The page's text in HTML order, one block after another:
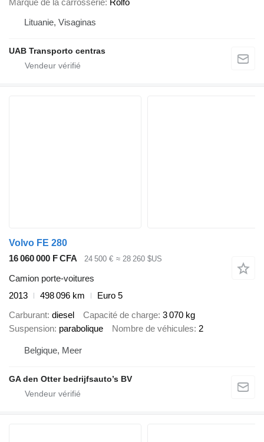
Lituanie, Visaginas
UAB Transporto centras
Volvo FE 280
16 060 000 F CFA
24 500 € ≈ 28 260 $US
Camion porte-voitures
2013
498 096 km
Euro 5
Carburant diesel Capacité de charge 3 070 kg
Suspension parabolique Nombre de véhicules 2
Belgique, Meer
GA den Otter bedrijfsauto’s BV